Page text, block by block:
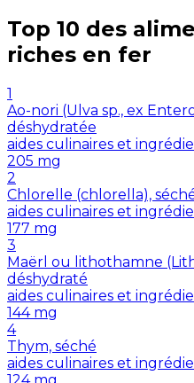
Top 10 des
riches en fer
1
Ao-nori (Ulva sp., ex
déshydratée
aides culinaires et
205 mg
2
Chlorelle (chlorella),
aides culinaires et
177 mg
3
Maërl ou lithothamne
déshydraté
aides culinaires et
144 mg
4
Thym, séché
aides culinaires et